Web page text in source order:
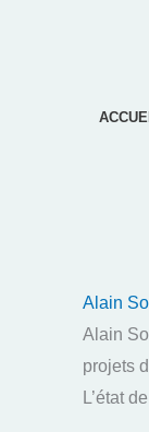
Alain
Alain
projets
L’état